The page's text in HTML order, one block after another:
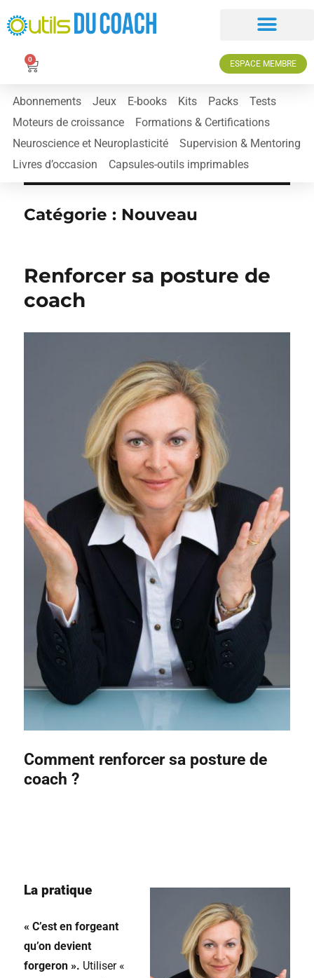
0 ESPACE MEMBRE
Abonnements Jeux E-books Kits Packs
Tests
Moteurs de croissance
Formations & Certifications
Neuroscience et Neuroplasticité
Supervision & Mentoring
Livres d’occasion
Capsules-outils imprimables
Catégorie : Nouveau
Renforcer sa posture de
coach
Comment renforcer sa posture de
coach ?
La pratique
« C’est en forgeant
qu’on devient
forgeron ». Utiliser «